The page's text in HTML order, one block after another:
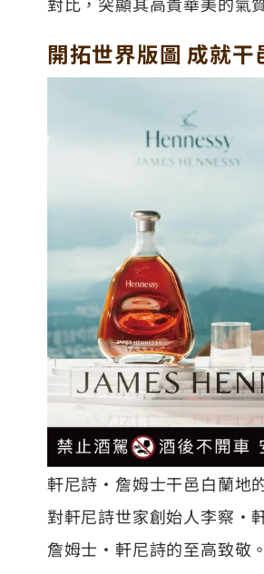
開拓世界版圖 成就干
軒尼詩・詹姆士干邑白蘭地
對軒尼詩世家創始人李察・
詹姆士・軒尼詩的至高致敬